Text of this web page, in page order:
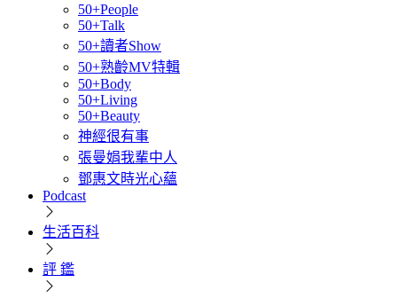
50+People
50+Talk
50+讀者Show
50+熟齡MV特輯
50+Body
50+Living
50+Beauty
神經很有事
張曼娟我輩中人
鄧惠文時光心蘊
Podcast
生活百科
評 鑑